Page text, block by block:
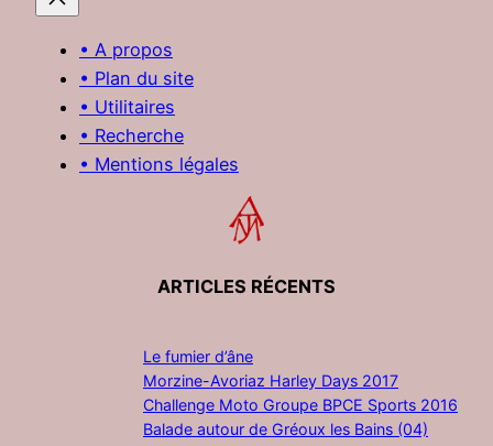
• A propos
• Plan du site
• Utilitaires
• Recherche
• Mentions légales
ARTICLES RÉCENTS
Le fumier d’âne
Morzine-Avoriaz Harley Days 2017
Challenge Moto Groupe BPCE Sports 2016
Balade autour de Gréoux les Bains (04)